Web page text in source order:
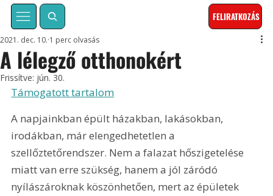
FELIRATKOZÁS
A lélegző otthonokért
2021. dec. 10. 1 perc olvasás
Frissítve: jún. 30.
Támogatott tartalom
A napjainkban épült házakban, lakásokban,
irodákban, már elengedhetetlen a
szellőztetőrendszer. Nem a falazat hőszigetelése
miatt van erre szükség, hanem a jól záródó
nyílászároknak köszönhetően, mert az épületek